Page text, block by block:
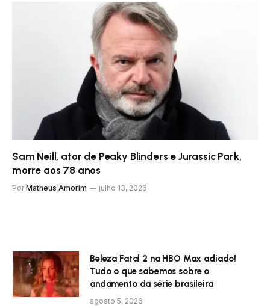
Sam Neill, ator de Peaky Blinders e Jurassic Park,
morre aos 78 anos
Por Matheus Amorim julho 13, 2026
Beleza Fatal 2 na HBO Max adiado!
Tudo o que sabemos sobre o
andamento da série brasileira
agosto 5, 2026